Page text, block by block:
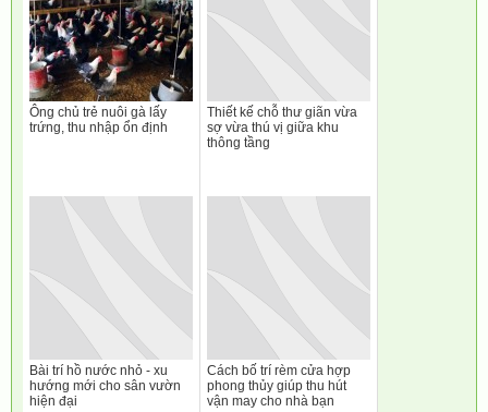
Ông chủ trẻ nuôi gà lấy
trứng, thu nhập ổn định
Thiết kế chỗ thư giãn vừa
sợ vừa thú vị giữa khu
thông tầng
Bài trí hồ nước nhỏ - xu
hướng mới cho sân vườn
hiện đại
Cách bố trí rèm cửa hợp
phong thủy giúp thu hút
vận may cho nhà bạn